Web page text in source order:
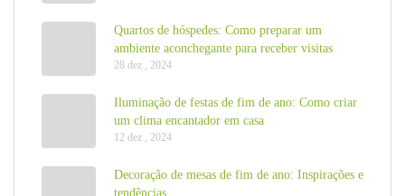
Quartos de hóspedes: Como preparar um
ambiente aconchegante para receber visitas
28 dez , 2024
Iluminação de festas de fim de ano: Como criar
um clima encantador em casa
12 dez , 2024
Decoração de mesas de fim de ano: Inspirações e
tendências